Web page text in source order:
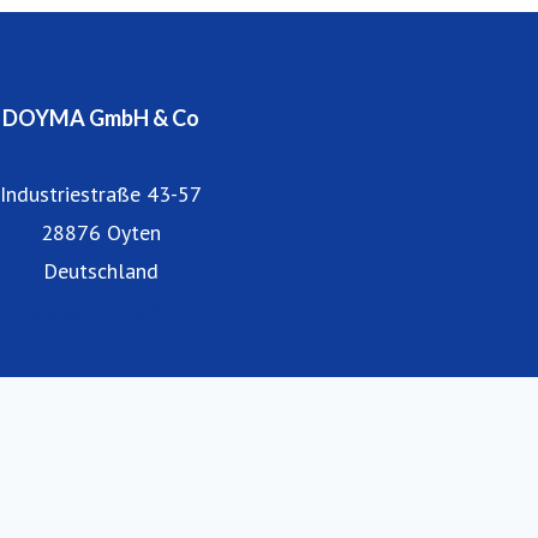
DOYMA GmbH & Co
Industriestraße 43-57
28876 Oyten
Deutschland